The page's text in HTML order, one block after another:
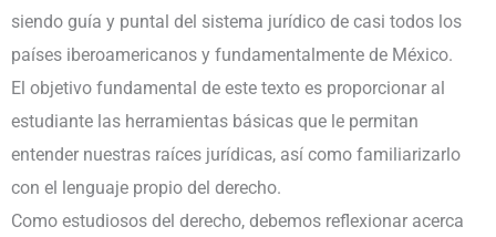
siendo guía y puntal del sistema jurídico de casi todos los
países iberoamericanos y fundamentalmente de México.
El objetivo fundamental de este texto es proporcionar al
estudiante las herramientas básicas que le permitan
entender nuestras raíces jurídicas, así como familiarizarlo
con el lenguaje propio del derecho.
Como estudiosos del derecho, debemos reflexionar acerca